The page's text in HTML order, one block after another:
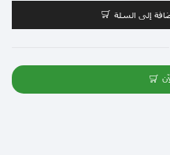
إلى السلة